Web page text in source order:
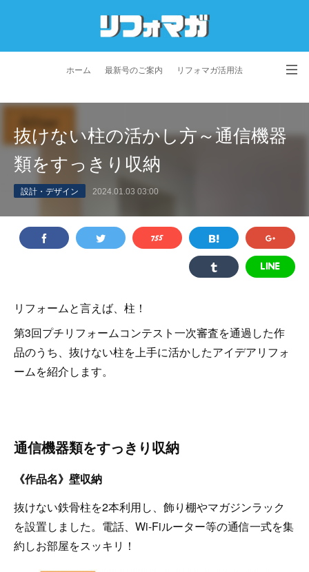
ホーム 最新号のご案内 リフォマガ活用法
お問い合わせ
プライバシーポリシー 利用規約 会社概要
抜けない柱の活かし方～通信機器
類をすっきり収納
設計・デザイン 2024.01.03 03:00
リフォームと言えば、柱！
第3回プチリフォームコンテスト一次審査を通過した作
品のうち、抜けない柱を上手に活かしたアイデアリフォ
ームを紹介します。
通信機器類をすっきり収納
《作品名》壁収納
抜けない鉄骨柱を2本利用し、飾り棚やマガジンラック
を設置しました。電話、Wi-Fiルーター等の通信一式を集
約しお部屋をスッキリ！